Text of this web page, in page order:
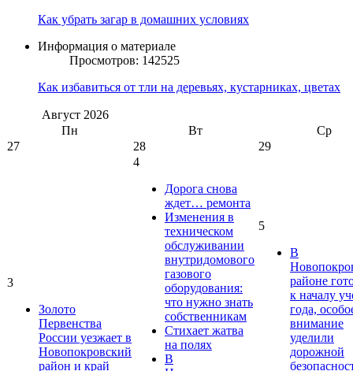
Как убрать загар в домашних условиях
Информация о материале
Просмотров: 142525
Как избавиться от тли на деревьях, кустарниках, цветах
Август 2026
Пн
Вт
Ср
27
28 29
3
Золото
Первенства
России уезжает в
Новопокровский
район и край
4
Дорога снова
ждет… ремонта
Изменения в
техническом
обслуживании
внутридомового
газового
оборудования:
что нужно знать
собственникам
Стихает жатва
на полях
В
5
В
районе
к началу
года,
внимание
уделили
дорожной